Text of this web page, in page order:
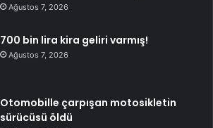
Ağustos 7, 2026
700 bin lira kira geliri varmış!
Ağustos 7, 2026
Otomobille çarpışan motosikletin
sürücüsü öldü